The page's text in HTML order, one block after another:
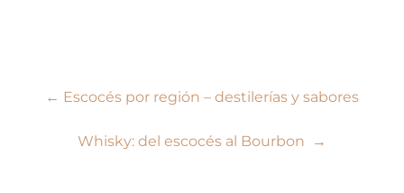
Navegación
← Escocés por región – destilerías y sabores
Whisky: del escocés al Bourbon →